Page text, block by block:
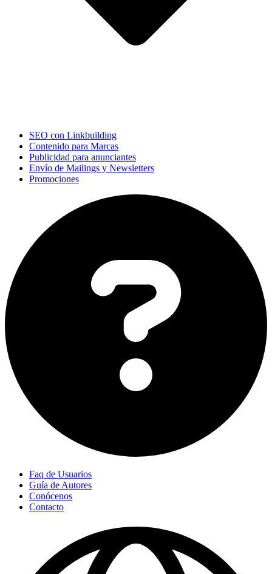
SEO con Linkbuilding
Contenido para Marcas
Publicidad para anunciantes
Envío de Mailings y Newsletters
Promociones
Faq de Usuarios
Guía de Autores
Conócenos
Contacto